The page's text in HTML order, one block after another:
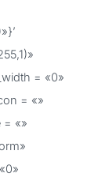
= «0»
= «»
= «»